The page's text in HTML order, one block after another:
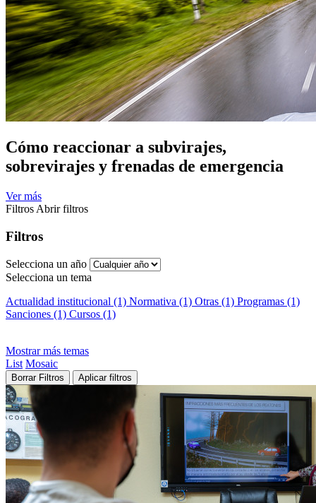
Cómo reaccionar a subvirajes,
sobrevirajes y frenadas de emergencia
Ver más
Filtros Abrir filtros
Filtros
Selecciona un año
Selecciona un tema
Actualidad institucional (1) Normativa (1) Otras (1) Programas (1)
Sanciones (1) Cursos (1)
Mostrar más temas
List Mosaic
Borrar Filtros Aplicar filtros